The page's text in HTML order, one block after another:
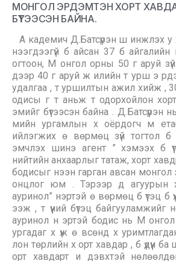
МОНГОЛ ЭРДЭМТЭН ХОРТ
БҮТЭЭСЭН БАЙНА.
А кадемич Д.Батсүрэн ш инжлэх
нээгдээгүй б айсан 37 б
огтоон, М онгол орны 50 г аруй
дээр 40 г аруй ж илийн т урш э
удалгаа , т уршилтын ажил хийж ,
одисы г т аньж т одорхойлон
эмийг бүтээсэн байна . Д.Батсүрэн
мийн ургамлын х оёрдогч м
ийлэгжих ө вөрмөц зүй тогтол
эмчлэх шинэ агент ” хэмээх б
нийтийн анхаарлыг татаж, хорт
бодисыг нээн гарган авсан монгол
онцлог юм . Тэрээр д агуурын
ауринол” нэртэй ө вөрмөц б үтэц б
ээж , т үүний бүтэц байгууламжийг
ауринол н эртэй бодис нь М
ургадаг х үж ө всөнд х
лон төрлийн х орт хавдар , б үдүүн
орт хавдарт и дэвхтэй